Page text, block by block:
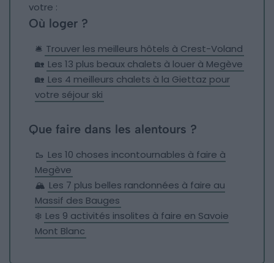
votre :
Où loger ?
🛎️ Trouver les meilleurs hôtels à Crest-Voland
🏡 Les 13 plus beaux chalets à louer à Megève
🏡 Les 4 meilleurs chalets à la Giettaz pour
votre séjour ski
Que faire dans les alentours ?
🥾 Les 10 choses incontournables à faire à
Megève
🏔️ Les 7 plus belles randonnées à faire au
Massif des Bauges
❄️ Les 9 activités insolites à faire en Savoie
Mont Blanc